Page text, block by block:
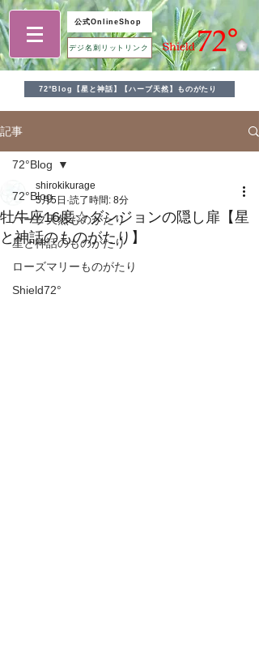
公式OnlineShop
デジ名刺リットリンク
72°Blog【星と神話】【ハーブ天然】ものがたり
記事
72°Blog
ハーブ天然ものがたり
星と神話のものがたり
ローズマリーものがたり
Shield72°
72°Blog
牡牛座16度☆ダンジョンの隠し扉【星
と神話のものがたり】
shirokikurage
5月5日 読了時間: 8分